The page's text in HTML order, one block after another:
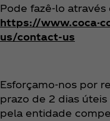
Pode fazê-lo
https://www.coca-
us/contact-us
Esforçamo-nos por
prazo de 2 dias
pela entidade